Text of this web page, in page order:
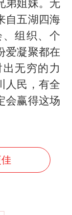
自五湖四海
组织、个
爱凝聚都在
无穷的力
人民，有全
会赢得这场